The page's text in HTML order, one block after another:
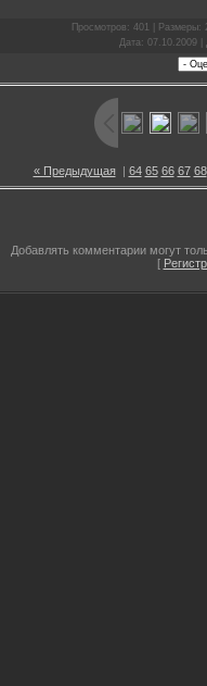
Просмотров : 401 | Размеры:
Дата : 07.10.2009 |
« Предыдущая| 64 65 66 67 68
Добавлять комментарии могут
[